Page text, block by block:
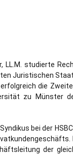
LL.M. studierte
Juristischen
die
zu Münster
bei der
der